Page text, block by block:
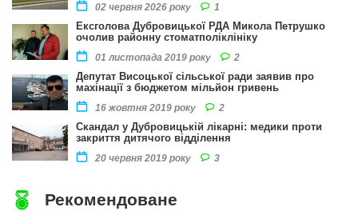
02 червня 2026 року 1
Ексголова Дубровицької РДА Микола Петрушко
очолив районну стоматполіклініку
01 листопада 2019 року 2
Депутат Висоцької сільської ради заявив про
махінації з бюджетом мільйон гривень
16 жовтня 2019 року 2
Скандал у Дубровицькій лікарні: медики проти
закриття дитячого відділення
20 червня 2019 року 3
Рекомендоване